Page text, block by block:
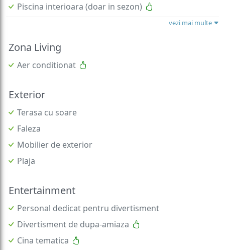
Piscina interioara (doar in sezon)
vezi mai multe
Zona Living
Aer conditionat
Exterior
Terasa cu soare
Faleza
Mobilier de exterior
Plaja
Entertainment
Personal dedicat pentru divertisment
Divertisment de dupa-amiaza
Cina tematica